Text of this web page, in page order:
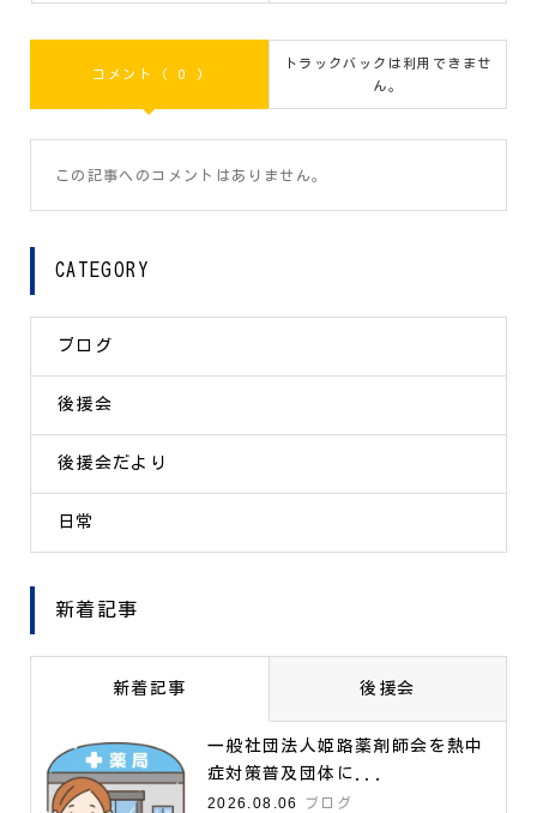
コメント ( 0 )
トラックバックは利用できませ
ん。
この記事へのコメントはありません。
CATEGORY
ブログ
後援会
後援会だより
日常
新着記事
新着記事 後援会
一般社団法人姫路薬剤師会を熱中
症対策普及団体に...
2026.08.06
ブログ